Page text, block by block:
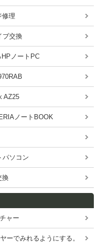
修理
ブ交換
ノートPC
AZ25
ノートBOOK
パソコン
換
ャー
ーでみれるようにする。